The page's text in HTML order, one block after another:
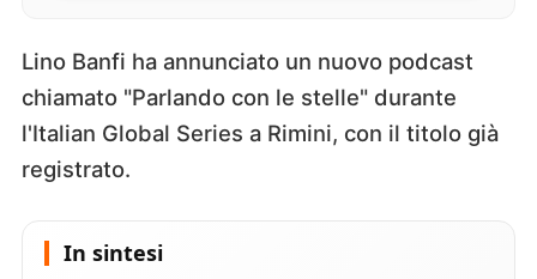
Lino Banfi ha annunciato un nuovo podcast
chiamato "Parlando con le stelle" durante
l'Italian Global Series a Rimini, con il titolo già
registrato.
In sintesi